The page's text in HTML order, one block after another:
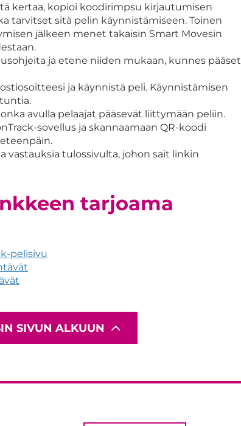
kertaa, kopioi koodirimpsu kirjautumisen
tarvitset sitä pelin käynnistämiseen. Toinen
jälkeen menet takaisin Smart Movesin
ja etene niiden mukaan, kunnes pääset
ja käynnistä peli. Käynnistämisen
avulla pelaajat pääsevät liittymään peliin.
sovellus ja skannaamaan QR-koodi
vastauksia tulossivulta, johon sait linkin
tarjoama
pelisivu
SIVUN ALKUUN